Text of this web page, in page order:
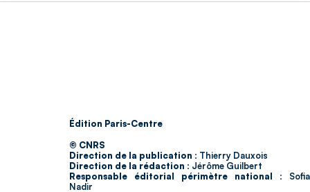
Édition Paris-Centre
© CNRS
Direction de la publication : Thierry Dauxois
Direction de la rédaction : Jérôme Guilbert
Responsable éditorial périmètre national : Sofia
Nadir